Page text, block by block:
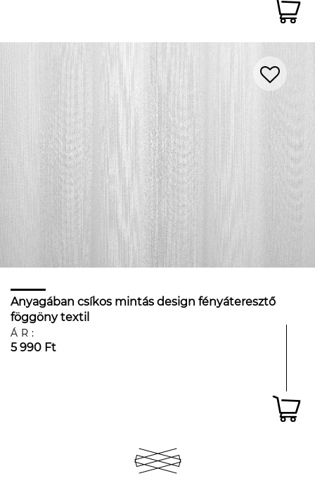
Anyagában csíkos mintás design fényáteresztő
föggöny textil
ÁR:
5 990 Ft